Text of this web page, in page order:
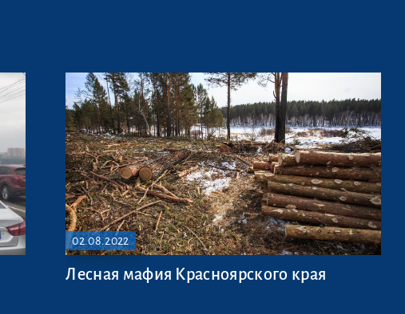
02.08.2022
Лесная мафия Красноярского края